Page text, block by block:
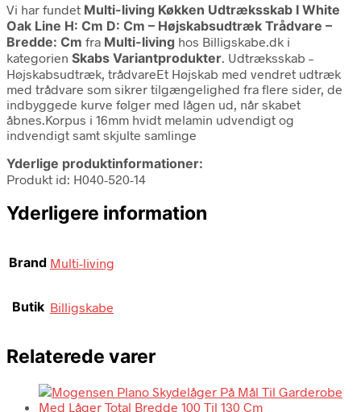
Vi har fundet Multi-living Køkken Udtræksskab I White
Oak Line H: Cm D: Cm – Højskabsudtræk Trådvare –
Bredde: Cm fra Multi-living hos Billigskabe.dk i
kategorien Skabs Variantprodukter. Udtræksskab –
Højskabsudtræk, trådvareEt Højskab med vendret udtræk
med trådvare som sikrer tilgængelighed fra flere sider, de
indbyggede kurve følger med lågen ud, når skabet
åbnes.Korpus i 16mm hvidt melamin udvendigt og
indvendigt samt skjulte samlinge
Yderlige produktinformationer:
Produkt id: H040-520-14
Yderligere information
Brand Multi-living
Butik Billigskabe
Relaterede varer